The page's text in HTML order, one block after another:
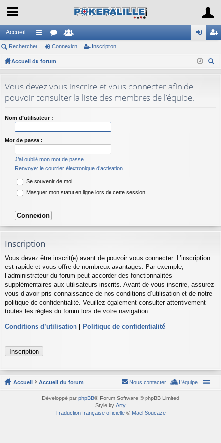
Accueil
ac
co
ci
or
u
s
e
es
ne cri
Rechercher Connexion Inscription
Accueil du forum
Vous devez vous inscrire et vous connecter afin de
pouvoir consulter la liste des membres de l’équipe.
Nom d’utilisateur :
Mot de passe :
J’ai oublié mon mot de passe
Renvoyer le courrier électronique d’activation
Se souvenir de moi
Masquer mon statut en ligne lors de cette session
Inscription
Vous devez être inscrit(e) avant de pouvoir vous connecter. L’inscription
est rapide et vous offre de nombreux avantages. Par exemple,
l’administrateur du forum peut accorder des fonctionnalités
supplémentaires aux utilisateurs inscrits. Avant de vous inscrire, assurez-
vous d’avoir pris connaissance de nos conditions d’utilisation et de notre
politique de confidentialité. Veuillez également consulter attentivement
toutes les règles du forum lors de votre navigation.
Conditions d’utilisation | Politique de confidentialité
Inscription
Accueil Accueil du forum L’équipe
Nous contacter
Développé par phpBB® Forum Software © phpBB Limited
Style by Arty
Traduction française officielle © Maël Soucaze